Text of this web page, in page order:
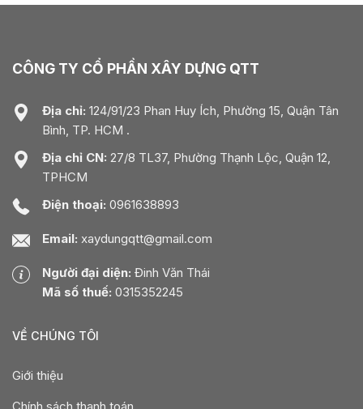
CÔNG TY CỔ PHẦN XÂY DỰNG QTT
Địa chỉ: 124/91/23 Phan Huy Ích, Phường 15, Quận Tân
Bình, TP. HCM .
Địa chỉ CN: 27/8 TL37, Phường Thạnh Lộc, Quận 12,
TPHCM
Điện thoại: 0961638893
Email: xaydungqtt@gmail.com
Người đại diện: Đinh Văn Thái
Mã số thuế: 0315352245
VỀ CHÚNG TÔI
Giới thiệu